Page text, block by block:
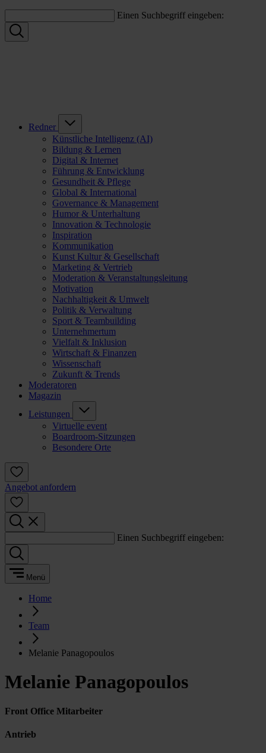
Einen Suchbegriff eingeben:
Redner
Künstliche Intelligenz (AI)
Bildung & Lernen
Digital & Internet
Führung & Entwicklung
Gesundheit & Pflege
Global & International
Governance & Management
Humor & Unterhaltung
Innovation & Technologie
Inspiration
Kommunikation
Kunst Kultur & Gesellschaft
Marketing & Vertrieb
Moderation & Veranstaltungsleitung
Motivation
Nachhaltigkeit & Umwelt
Politik & Verwaltung
Sport & Teambuilding
Unternehmertum
Vielfalt & Inklusion
Wirtschaft & Finanzen
Wissenschaft
Zukunft & Trends
Moderatoren
Magazin
Leistungen
Virtuelle event
Boardroom-Sitzungen
Besondere Orte
Angebot anfordern
Einen Suchbegriff eingeben:
Menü
Home
Team
Melanie Panagopoulos
Melanie Panagopoulos
Front Office Mitarbeiter
Antrieb